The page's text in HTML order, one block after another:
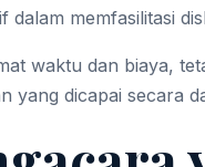
memfasilitasi
waktu dan biaya,
yang dicapai secara